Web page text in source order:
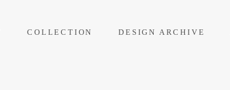
COLLECTION DESIGN ARCHIVE